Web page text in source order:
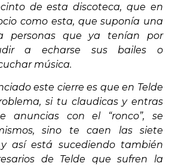
de esta discoteca, que en
como esta, que suponía una
personas que ya tenían por
a echarse sus bailes o
música.
este cierre es que en Telde
si tu claudicas y entras
con el “ronco”, se
sino te caen las siete
así está sucediendo también
de Telde que sufren la